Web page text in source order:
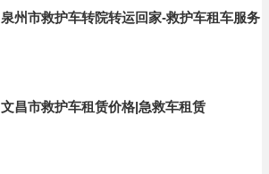
泉州市救护车转院转运回家-救护车租车服务
文昌市救护车租赁价格|急救车租赁